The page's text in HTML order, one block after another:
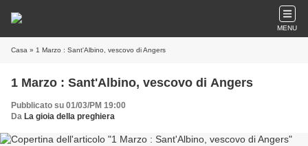
MENU
Casa » 1 Marzo : Sant'Albino, vescovo di Angers
1 Marzo : Sant'Albino, vescovo di Angers
Pubblicato su 01/03/PM 19:00
Da La gioia della preghiera